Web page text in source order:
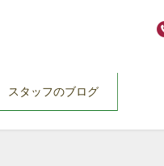
スタッフのブログ